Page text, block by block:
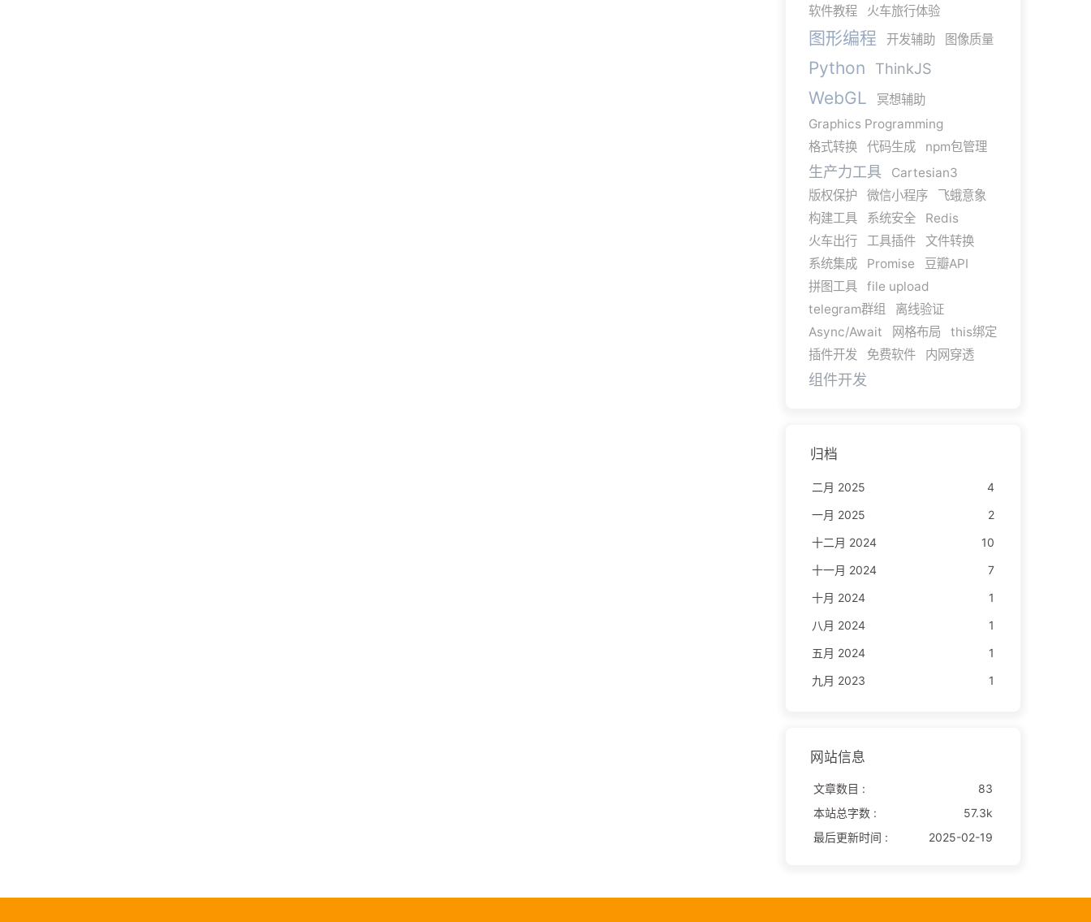
软件教程
火车旅行体验
图形编程 开发辅助 图像质量
Python ThinkJS
WebGL
冥想辅助
Graphics Programming
格式转换
代码生成 npm包管理
生产力工具
Cartesian3
版权保护
微信小程序
飞蛾意象
构建工具
系统安全
Redis
火车出行
工具插件
文件转换
系统集成
Promise
豆瓣API
拼图工具
file upload
telegram群组
离线验证
Async/Await
网格布局
this绑定
插件开发
免费软件 内网穿透
组件开发
归档
二月 2025
4
一月 2025
2
十二月 2024
10
十一月 2024
7
十月 2024
1
八月 2024
1
五月 2024
1
九月 2023
1
网站信息
文章数目 :
83
本站总字数 :
57.3k
最后更新时间 :
2025-02-19